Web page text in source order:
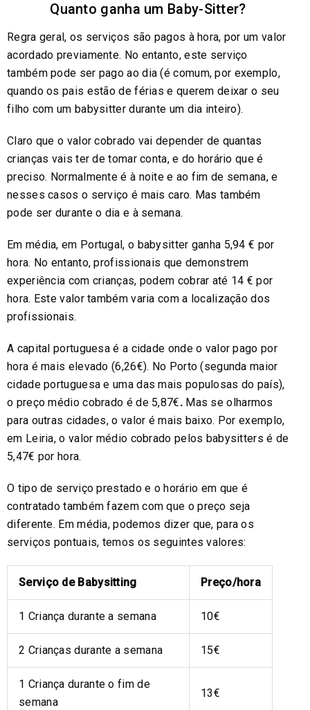
Quanto ganha um Baby-Sitter?
Regra geral, os serviços são pagos à hora, por um valor
acordado previamente. No entanto, este serviço
também pode ser pago ao dia (é comum, por exemplo,
quando os pais estão de férias e querem deixar o seu
filho com um babysitter durante um dia inteiro).
Claro que o valor cobrado vai depender de quantas
crianças vais ter de tomar conta, e do horário que é
preciso. Normalmente é à noite e ao fim de semana, e
nesses casos o serviço é mais caro. Mas também
pode ser durante o dia e à semana.
Em média, em Portugal, o babysitter ganha 5,94 € por
hora. No entanto, profissionais que demonstrem
experiência com crianças, podem cobrar até 14 € por
hora. Este valor também varia com a localização dos
profissionais.
A capital portuguesa é a cidade onde o valor pago por
hora é mais elevado (6,26€). No Porto (segunda maior
cidade portuguesa e uma das mais populosas do país),
o preço médio cobrado é de 5,87€.Mas se olharmos
para outras cidades, o valor é mais baixo. Por exemplo,
em Leiria, o valor médio cobrado pelos babysitters é de
5,47€ por hora.
O tipo de serviço prestado e o horário em que é
contratado também fazem com que o preço seja
diferente. Em média, podemos dizer que, para os
serviços pontuais, temos os seguintes valores:
Serviço de Babysitting Preço/hora
1 Criança durante a semana 10€
2 Crianças durante a semana 15€
1 Criança durante o fim de
semana
13€